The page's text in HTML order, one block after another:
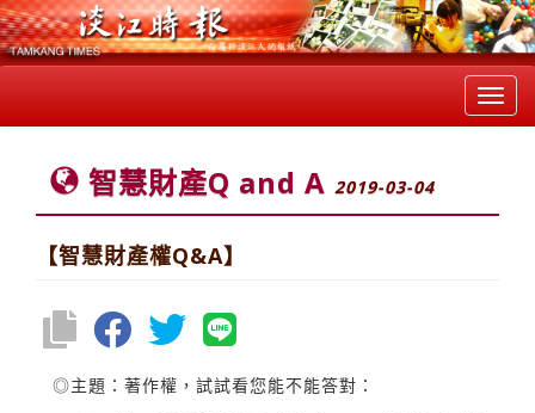
智慧財產Q and A 2019-03-04
【智慧財產權Q&A】
◎主題：著作權，試試看您能不能答對：